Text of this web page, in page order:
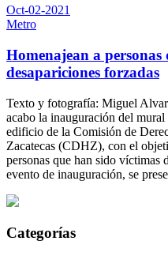
Oct-02-2021
Metro
Homenajean a
desapariciones forzadas
Texto y fotografía: Miguel
acabo la inauguración del
edificio de la Comisión de
Zacatecas (CDHZ), con el
personas que han sido víctimas
evento de inauguración, se
Categorías